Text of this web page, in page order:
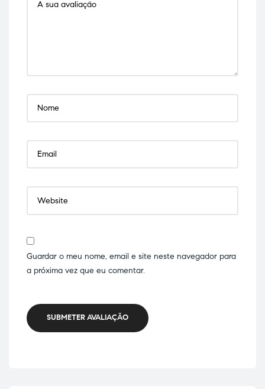
Guardar o meu nome, email e site neste navegador para
a próxima vez que eu comentar.
SUBMETER AVALIAÇÃO